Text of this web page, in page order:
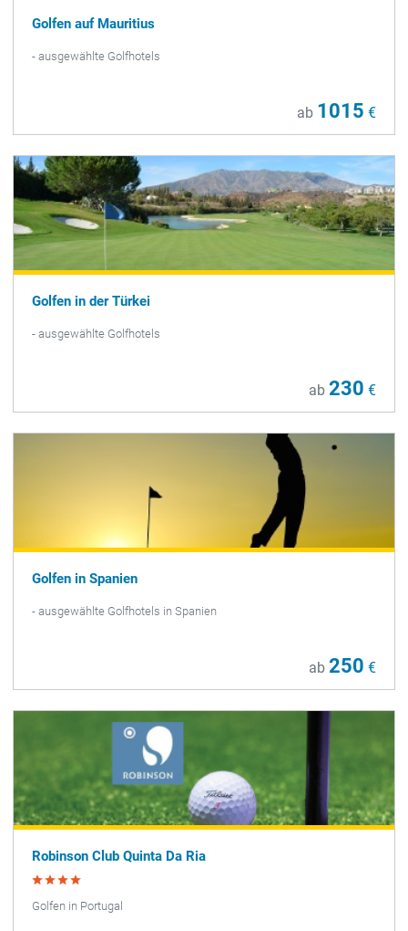
Golfen auf Mauritius
- ausgewählte Golfhotels
ab 1015 €
Golfen in der Türkei
- ausgewählte Golfhotels
ab 230 €
Golfen in Spanien
- ausgewählte Golfhotels in Spanien
ab 250 €
Robinson Club Quinta Da Ria
Golfen in Portugal